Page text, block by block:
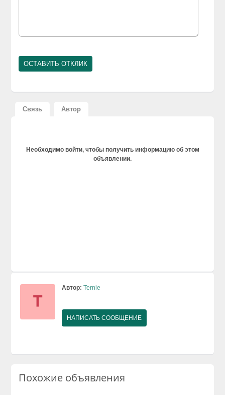
Связь Автор
Необходимо войти, чтобы получить информацию об этом
объявлении.
Автор: Ternie
НАПИСАТЬ СООБЩЕНИЕ
Похожие объявления